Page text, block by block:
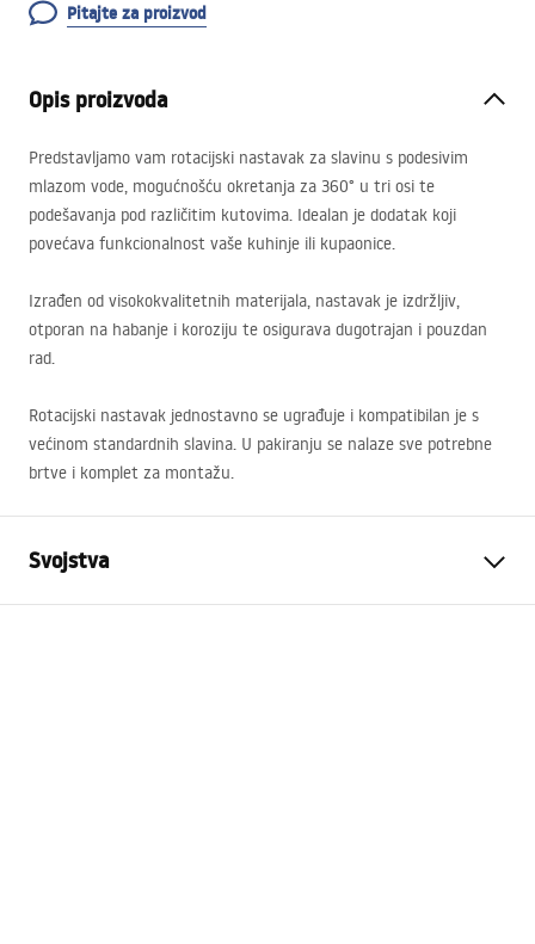
Pitajte za proizvod
Opis proizvoda
Predstavljamo vam rotacijski nastavak za slavinu s podesivim
mlazom vode, mogućnošću okretanja za 360° u tri osi te
podešavanja pod različitim kutovima. Idealan je dodatak koji
povećava funkcionalnost vaše kuhinje ili kupaonice.
Izrađen od visokokvalitetnih materijala, nastavak je izdržljiv,
otporan na habanje i koroziju te osigurava dugotrajan i pouzdan
rad.
Rotacijski nastavak jednostavno se ugrađuje i kompatibilan je s
većinom standardnih slavina. U pakiranju se nalaze sve potrebne
brtve i komplet za montažu.
Svojstva